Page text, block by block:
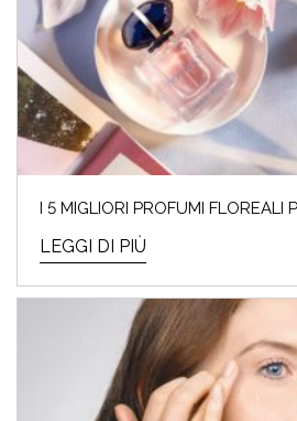
I 5 MIGLIORI PROFUMI FLOREALI
LEGGI DI PIÙ